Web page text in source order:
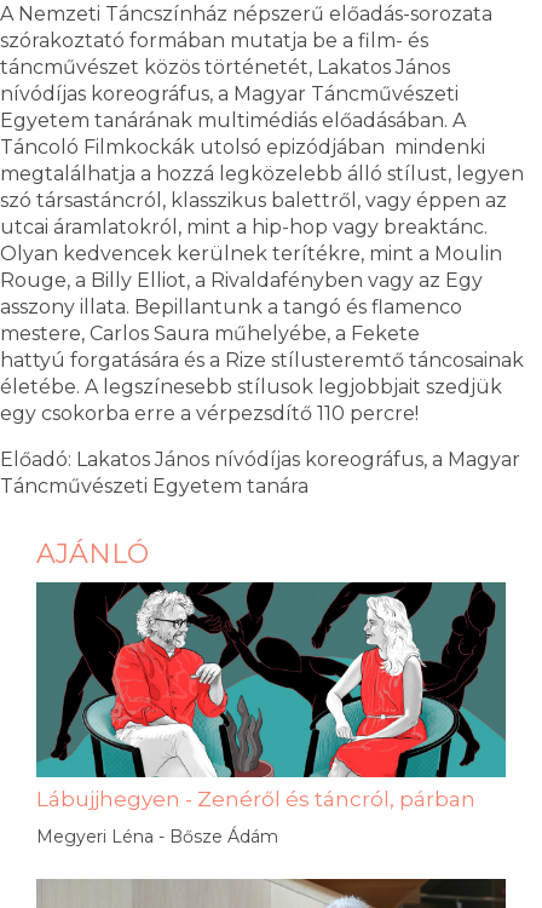
A Nemzeti Táncszínház népszerű előadás-sorozata
szórakoztató formában mutatja be a film- és
táncművészet közös történetét, Lakatos János
nívódíjas koreográfus, a Magyar Táncművészeti
Egyetem tanárának multimédiás előadásában. A
Táncoló Filmkockák utolsó epizódjában mindenki
megtalálhatja a hozzá legközelebb álló stílust, legyen
szó társastáncról, klasszikus balettről, vagy éppen az
utcai áramlatokról, mint a hip-hop vagy breaktánc.
Olyan kedvencek kerülnek terítékre, mint a Moulin
Rouge, a Billy Elliot, a Rivaldafényben vagy az Egy
asszony illata. Bepillantunk a tangó és flamenco
mestere, Carlos Saura műhelyébe, a Fekete
hattyú forgatására és a Rize stílusteremtő táncosainak
életébe. A legszínesebb stílusok legjobbjait szedjük
egy csokorba erre a vérpezsdítő 110 percre!
Előadó: Lakatos János nívódíjas koreográfus, a Magyar
Táncművészeti Egyetem tanára
AJÁNLÓ
Lábujjhegyen - Zenéről és táncról, párban
Megyeri Léna - Bősze Ádám